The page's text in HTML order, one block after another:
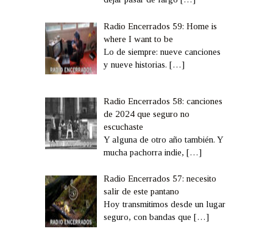
Radio Encerrados 59: Home is
where I want to be
Lo de siempre: nueve canciones
y nueve historias.[…]
Radio Encerrados 58: canciones
de 2024 que seguro no
escuchaste
Y alguna de otro año también. Y
mucha pachorra indie,[…]
Radio Encerrados 57: necesito
salir de este pantano
Hoy transmitimos desde un lugar
seguro, con bandas que[…]